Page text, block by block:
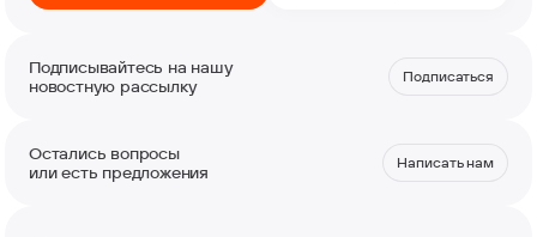
Подписывайтесь на нашу
новостную рассылку
Подписаться
Остались вопросы
или есть предложения
Написать нам